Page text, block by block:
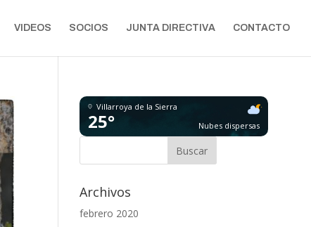
VIDEOS SOCIOS JUNTA DIRECTIVA CONTACTO
Villarroya de la Sierra
25° Nubes dispersas
Archivos
febrero 2020